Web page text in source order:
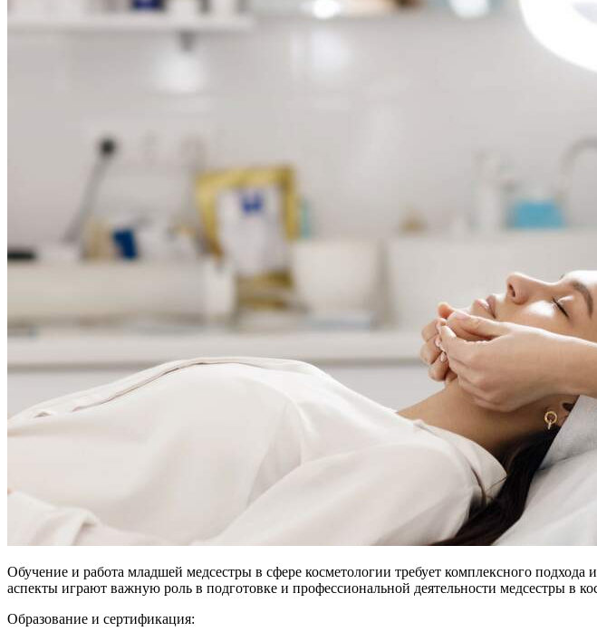
Обучение и работа младшей медсестры в сфере косметологии требует комплексного
аспекты играют важную роль в подготовке и профессиональной деятельности медсестры в
Образование и сертификация: